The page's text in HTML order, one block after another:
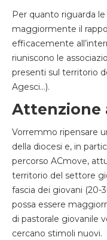
Per quanto riguarda
maggiormente il
efficacemente
riuniscono le
presenti sul territorio
Agesci…).
Attenzione
Vorremmo ripensare
della diocesi e, in
percorso ACmove,
territorio del settore
fascia dei giovani (20-
possa essere
di pastorale giovanile
cercano stimoli nuovi.